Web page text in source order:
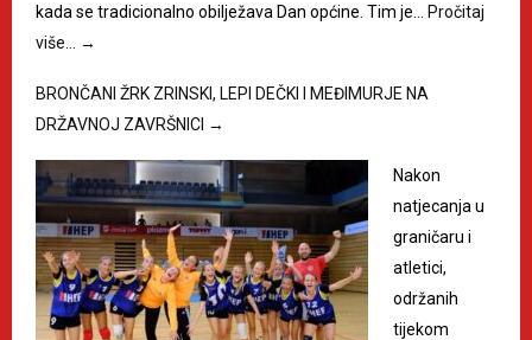
kada se tradicionalno obilježava Dan općine. Tim je…
Pročitaj
više…
→
BRONČANI ŽRK ZRINSKI, LEPI DEČKI I MEĐIMURJE NA
DRŽAVNOJ ZAVRŠNICI →
Nakon
natjecanja u
graničaru i
atletici,
održanih
tijekom